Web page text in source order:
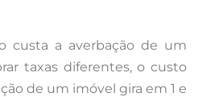
custa a averbação de um
taxas diferentes, o custo
de um imóvel gira em 1 e